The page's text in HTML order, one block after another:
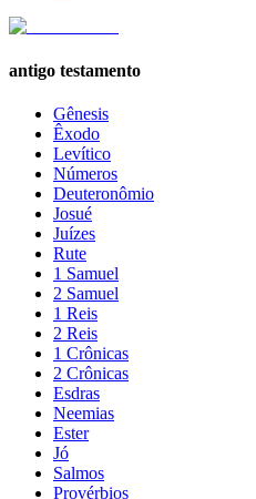
antigo testamento
Gênesis
Êxodo
Levítico
Números
Deuteronômio
Josué
Juízes
Rute
1 Samuel
2 Samuel
1 Reis
2 Reis
1 Crônicas
2 Crônicas
Esdras
Neemias
Ester
Jó
Salmos
Provérbios